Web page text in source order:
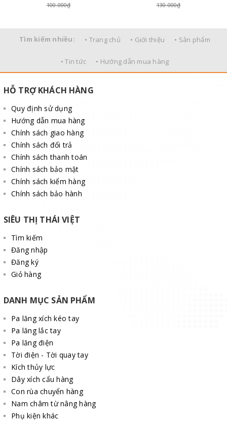
100.000₫ 130.000₫
Tìm kiếm nhiều: • Trang chủ • Giới thiệu • Sản phẩm
• Tin tức • Hướng dẫn mua hàng
HỖ TRỢ KHÁCH HÀNG
Quy định sử dụng
Hướng dẫn mua hàng
Chính sách giao hàng
Chính sách đổi trả
Chính sách thanh toán
Chính sách bảo mật
Chính sách kiểm hàng
Chính sách bảo hành
SIÊU THỊ THÁI VIỆT
Tìm kiếm
Đăng nhập
Đăng ký
Giỏ hàng
DANH MỤC SẢN PHẨM
Pa lăng xích kéo tay
Pa lăng lắc tay
Pa lăng điện
Tời điện - Tời quay tay
Kích thủy lực
Dây xích cẩu hàng
Con rùa chuyển hàng
Nam châm từ nâng hàng
Phụ kiện khác